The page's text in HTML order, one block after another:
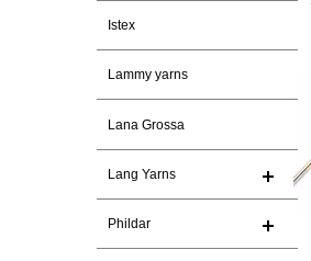
Istex
Lammy yarns
Lana Grossa
Lang Yarns
Phildar